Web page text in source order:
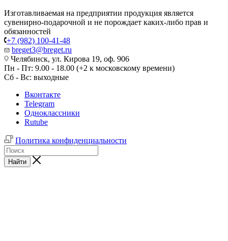
Изготавливаемая на предприятии продукция является
сувенирно-подарочной и не порождает каких-либо прав и
обязанностей
+7 (982) 100-41-48
breget3@breget.ru
Челябинск, ул. Кирова 19, оф. 906
Пн - Пт: 9.00 - 18.00 (+2 к московскому времени)
Сб - Вс: выходные
Вконтакте
Telegram
Одноклассники
Rutube
Политика конфиденциальности
Найти